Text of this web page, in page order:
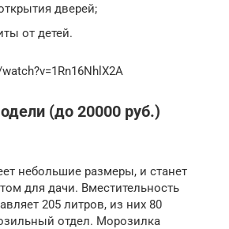
дверей;
от детей.
(до 20000 руб.)
небольшие размеры, и станет
для дачи. Вместительность
205 литров, из них 80
отдел. Морозилка